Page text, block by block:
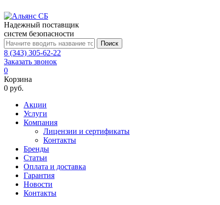
Надежный поставщик
систем безопасности
Поиск
8 (343) 305-62-22
Заказать звонок
0
Корзина
0 руб.
Акции
Услуги
Компания
Лицензии и сертификаты
Контакты
Бренды
Статьи
Оплата и доставка
Гарантия
Новости
Контакты